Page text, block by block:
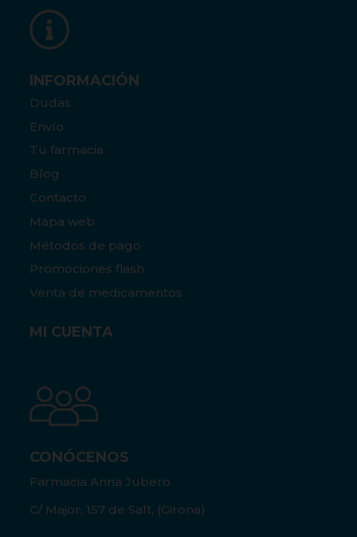
INFORMACIÓN
Dudas
Envío
Tu farmacia
Blog
Contacto
Mapa web
Métodos de pago
Promociones flash
Venta de medicamentos
MI CUENTA
CONÓCENOS
Farmacia Anna Jubero
C/ Major, 157 de Salt, (Girona)